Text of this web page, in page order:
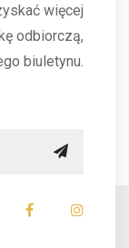
więcej
odbiorczą,
biuletynu.